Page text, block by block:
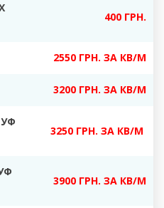
400 ГРН.
2550 ГРН. ЗА КВ/М
3200 ГРН. ЗА КВ/М
3250 ГРН. ЗА КВ/М
3900 ГРН. ЗА КВ/М